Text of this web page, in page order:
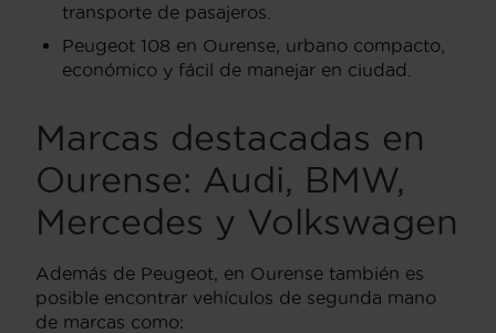
transporte de pasajeros.
Peugeot 108 en Ourense, urbano compacto,
económico y fácil de manejar en ciudad.
Marcas destacadas en
Ourense: Audi, BMW,
Mercedes y Volkswagen
Además de Peugeot, en Ourense también es
posible encontrar vehículos de segunda mano
de marcas como: